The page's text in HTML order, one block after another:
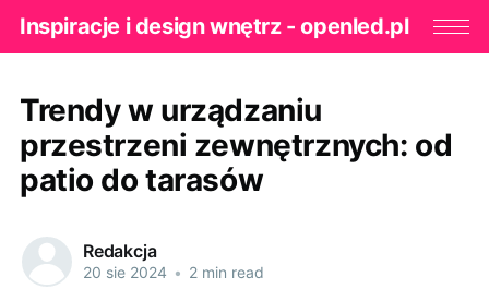
Inspiracje i design wnętrz - openled.pl
Trendy w urządzaniu
przestrzeni zewnętrznych: od
patio do tarasów
Redakcja
20 sie 2024 • 2 min read